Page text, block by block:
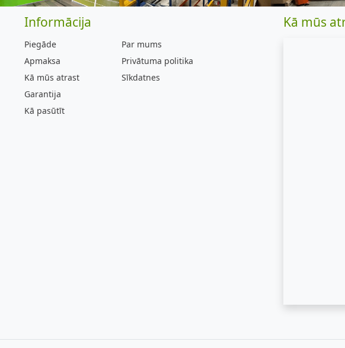
Informācija
Piegāde
Apmaksa
Kā mūs atrast
Garantija
Kā pasūtīt
Par mums
Privātuma politika
Sīkdatnes
Kā mūs